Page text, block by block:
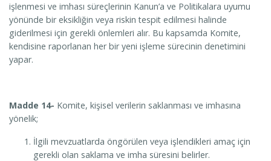
işlenmesi ve imhası süreçlerinin Kanun’a ve Politikalara uyumu
yönünde bir eksikliğin veya riskin tespit edilmesi halinde
giderilmesi için gerekli önlemleri alır. Bu kapsamda Komite,
kendisine raporlanan her bir yeni işleme sürecinin denetimini
yapar.
Madde 14- Komite, kişisel verilerin saklanması ve imhasına
yönelik;
İlgili mevzuatlarda öngörülen veya işlendikleri amaç için
gerekli olan saklama ve imha süresini belirler.